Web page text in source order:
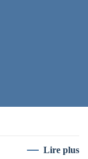
Lire plus